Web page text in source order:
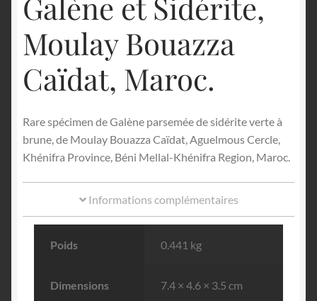
Galène et Sidérite,
Moulay Bouazza
Caïdat, Maroc.
Rare spécimen de Galène parsemée de sidérite verte à
brune, de Moulay Bouazza Caïdat, Aguelmous Cercle,
Khénifra Province, Béni Mellal-Khénifra Region, Maroc.
Informations complémentaires
Poids 0.441 kg
Dimensions 7.4 × 4.6 × 3.5 cm